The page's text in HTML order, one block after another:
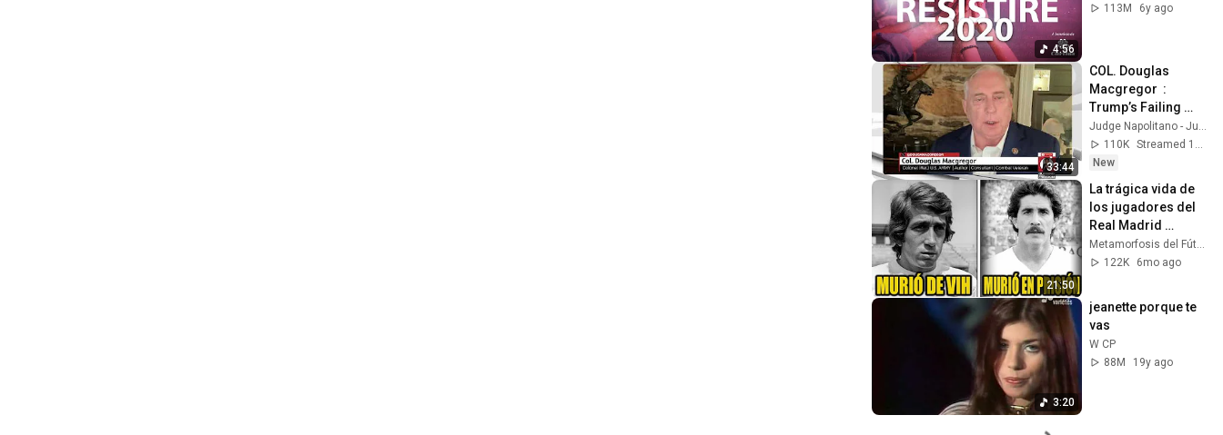
4:56
113M
6y ago
33:44
COL. Douglas
Macgregor  :
Trump’s Failing
Foreign Policy
110K
New
21:50
La trágica vida de
los jugadores del
Real Madrid
(1970/71) tras su
retirada
122K
6mo ago
3:20
jeanette porque te
vas
W CP
88M
19y ago